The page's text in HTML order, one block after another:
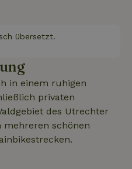
30 Minuten
möchtest, der im
bitte eine Nachricht
kann der gewünschte
gestellt werden. Lies
über das
geschrieben haben!
übersetzt.
in einem ruhigen
privaten
des Utrechter
mehreren schönen